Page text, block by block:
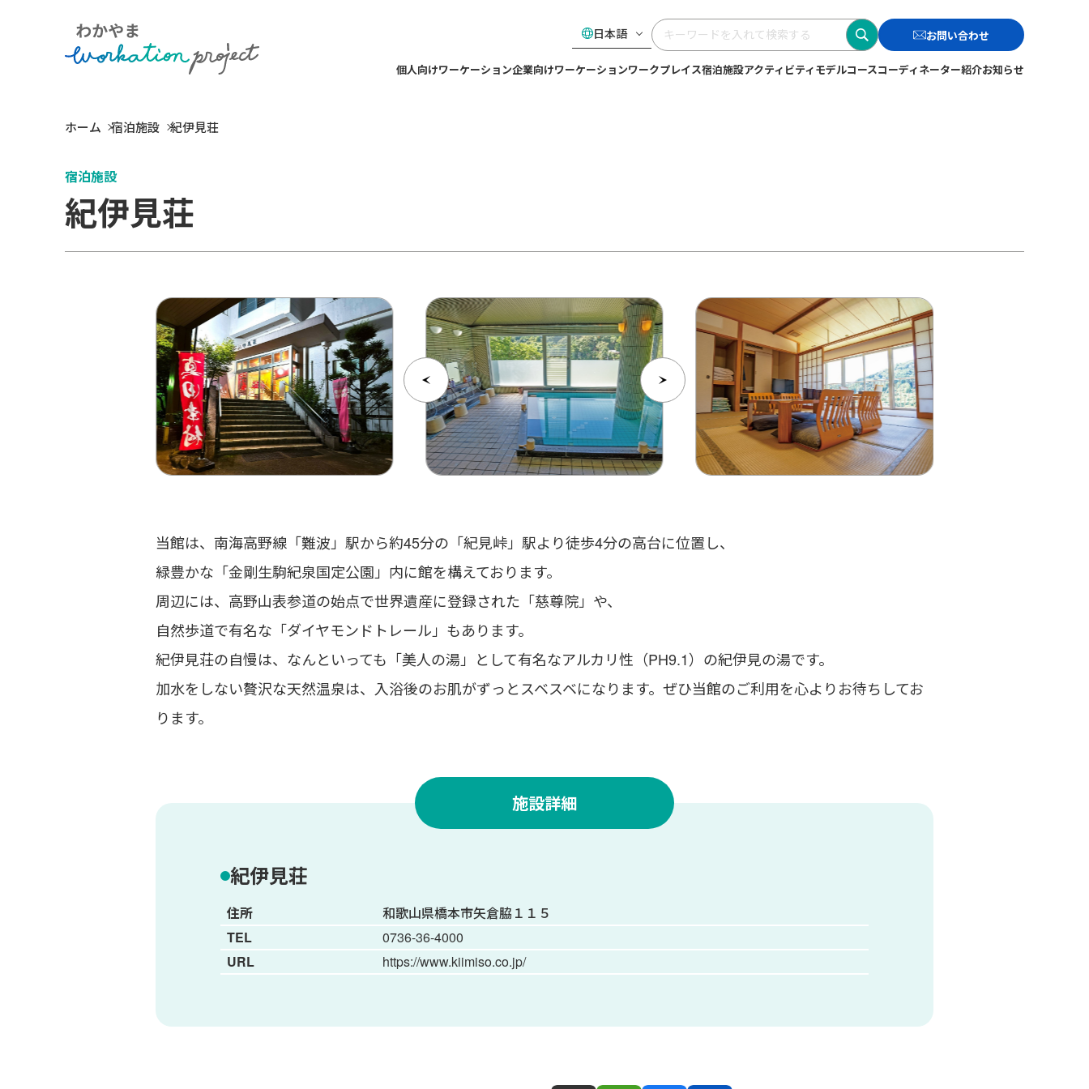
日本語
検
索
す
お問い合わせ
個人向けワーケーション企業向けワーケーションワークプレイス宿泊施設アクティビティモデルコースコーディネーター紹介お知らせ
ホーム 宿泊施設 紀伊見荘
宿泊施設
紀伊見荘
当館は、南海⾼野線「難波」駅から約45分の「紀⾒峠」駅より徒歩4分の⾼台に位置し、
緑豊かな「⾦剛⽣駒紀泉国定公園」内に館を構えております。
周辺には、⾼野⼭表参道の始点で世界遺産に登録された「慈尊院」や、
⾃然歩道で有名な「ダイヤモンドトレール」もあります。
紀伊⾒荘の⾃慢は、なんといっても「美⼈の湯」として有名なアルカリ性（PH9.1）の紀伊⾒の湯です。
加⽔をしない贅沢な天然温泉は、⼊浴後のお肌がずっとスベスベになります。ぜひ当館のご利⽤を⼼よりお待ちしてお
ります。
施設詳細
紀伊見荘
住所
和歌⼭県橋本市⽮倉脇１１５
TEL
0736-36-4000
URL
https://www.kiimiso.co.jp/